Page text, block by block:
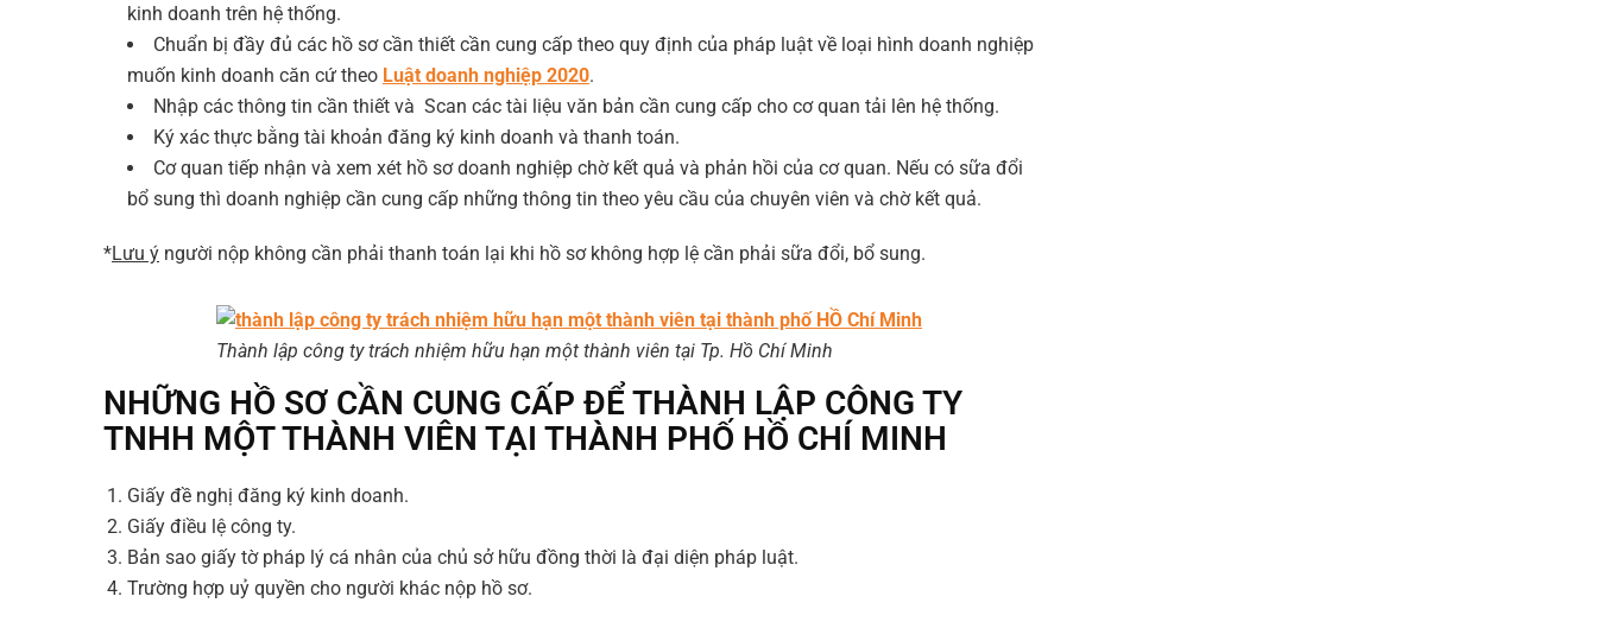
kinh doanh trên hệ thống.
Chuẩn bị đầy đủ các hồ sơ cần thiết cần cung cấp theo quy định của pháp luật về loại hình doanh nghiệp
muốn kinh doanh căn cứ theo Luật doanh nghiệp 2020.
Nhập các thông tin cần thiết và Scan các tài liệu văn bản cần cung cấp cho cơ quan tải lên hệ thống.
Ký xác thực bằng tài khoản đăng ký kinh doanh và thanh toán.
Cơ quan tiếp nhận và xem xét hồ sơ doanh nghiệp chờ kết quả và phản hồi của cơ quan. Nếu có sữa đổi
bổ sung thì doanh nghiệp cần cung cấp những thông tin theo yêu cầu của chuyên viên và chờ kết quả.
*Lưu ý người nộp không cần phải thanh toán lại khi hồ sơ không hợp lệ cần phải sữa đổi, bổ sung.
Thành lập công ty trách nhiệm hữu hạn một thành viên tại Tp. Hồ Chí Minh
NHỮNG HỒ SƠ CẦN CUNG CẤP ĐỂ THÀNH LẬP CÔNG TY
TNHH MỘT THÀNH VIÊN TẠI THÀNH PHỐ HỒ CHÍ MINH
Giấy đề nghị đăng ký kinh doanh.
Giấy điều lệ công ty.
Bản sao giấy tờ pháp lý cá nhân của chủ sở hữu đồng thời là đại diện pháp luật.
Trường hợp uỷ quyền cho người khác nộp hồ sơ.